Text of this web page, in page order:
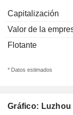
Capitalización
Valor de la
Flotante
* Datos estimados
Gráfico: Luzhou